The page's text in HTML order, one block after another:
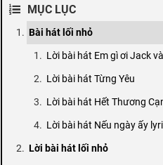
MỤC LỤC
Bài hát lối nhỏ
Lời bài hát Em gì ơi Jack
Lời bài hát Từng Yêu
Lời bài hát Hết Thương
Lời bài hát Nếu ngày ấy
Lời bài hát lối nhỏ